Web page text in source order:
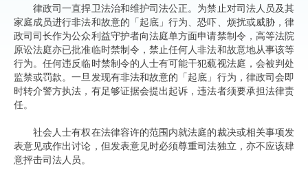
律政司一直捍卫法治和维护司法公正。为禁止对司法人员及其
家庭成员进行非法和故意的「起底」行为、恐吓、烦扰或威胁，律
政司司长作为公众利益守护者向法庭单方面申请禁制令，高等法院
原讼法庭亦已批准临时禁制令，禁止任何人非法和故意地从事该等
行为。任何违反临时禁制令的人士有可能干犯藐视法庭，会被判处
监禁或罚款。一旦发现有非法和故意的「起底」行为，律政司会即
时转介警方执法，有足够证据会提出起诉，违法者须要承担法律责
任。
社会人士有权在法律容许的范围内就法庭的裁决或相关事项发
表意见或作出讨论，但发表意见时必须尊重司法独立，亦不应该肆
意抨击司法人员。